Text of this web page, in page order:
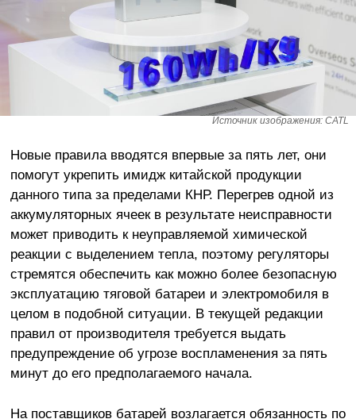
Источник изображения: CATL
Новые правила вводятся впервые за пять лет, они
помогут укрепить имидж китайской продукции
данного типа за пределами КНР. Перегрев одной из
аккумуляторных ячеек в результате неисправности
может приводить к неуправляемой химической
реакции с выделением тепла, поэтому регуляторы
стремятся обеспечить как можно более безопасную
эксплуатацию тяговой батареи и электромобиля в
целом в подобной ситуации. В текущей редакции
правил от производителя требуется выдать
предупреждение об угрозе воспламенения за пять
минут до его предполагаемого начала.
На поставщиков батарей возлагается обязанность по